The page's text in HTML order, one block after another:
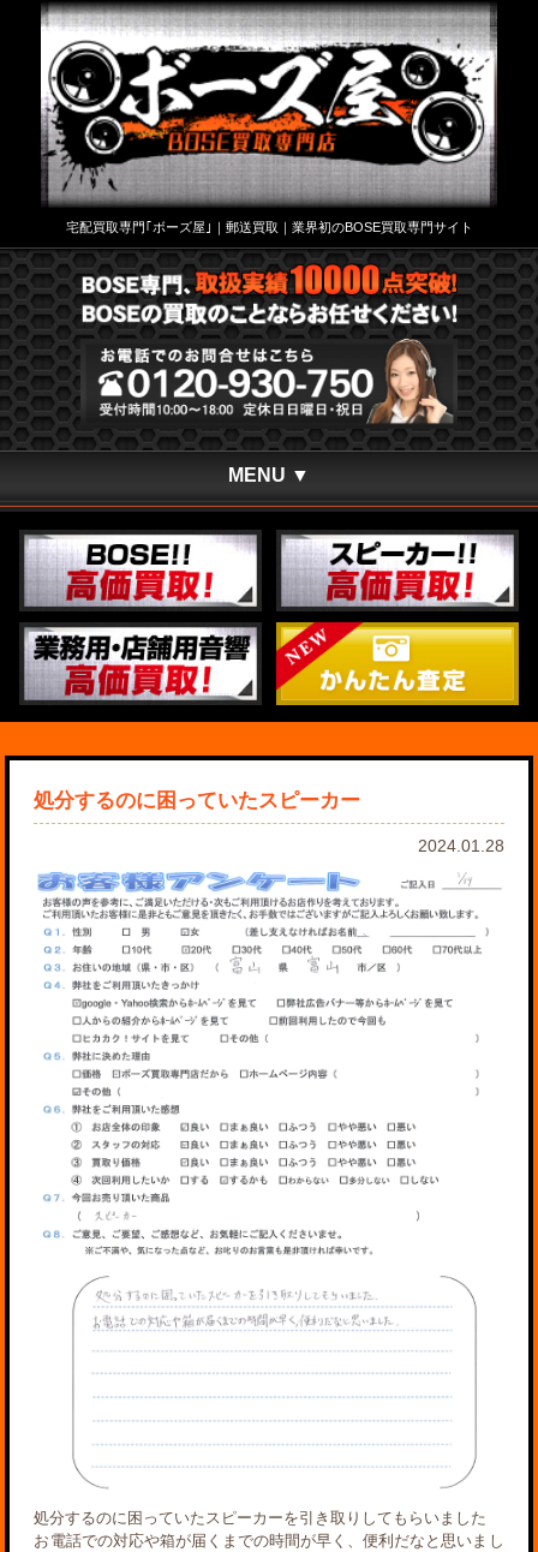
宅配買取専門｢ボーズ屋｣｜郵送買取｜業界初のBOSE買取専門サイト
MENU ▼
処分するのに困っていたスピーカー
2024.01.28
処分するのに困っていたスピーカーを引き取りしてもらいました
お電話での対応や箱が届くまでの時間が早く、便利だなと思いまし